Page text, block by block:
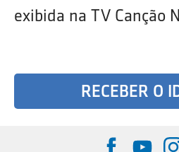
exibida na TV Canção
RECEBER O